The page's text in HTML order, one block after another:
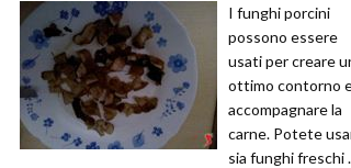
I funghi porcini
possono essere
usati per creare
ottimo contorno
accompagnare la
carne. Potete
sia funghi freschi